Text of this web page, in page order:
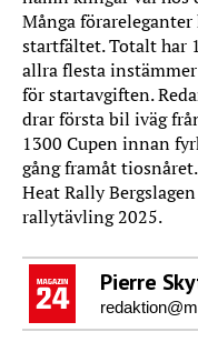
Många
startfältet. Totalt har
allra flesta
för startavgiften.
drar första bil iväg
1300 Cupen innan
gång framåt
Heat Rally
rallytävling 2025.
Pierre